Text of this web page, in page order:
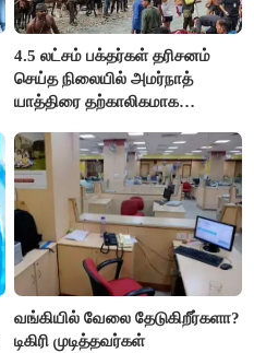
4.5 லட்சம் பக்தர்கள் தரிசனம்
செய்த நிலையில் அமர்நாத்
யாத்திரை தற்காலிகமாக
வங்கியில் வேலை தேடுகிறீர்களா?
டிகிரி முடித்தவர்கள்